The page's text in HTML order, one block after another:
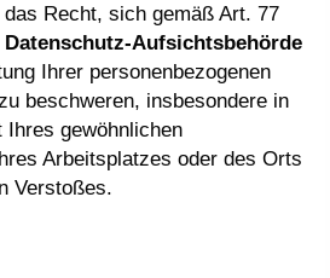
das Recht, sich gemäß Art. 77
Datenschutz-Aufsichtsbehörde
Ihrer personenbezogenen
beschweren, insbesondere in
Ihres gewöhnlichen
Arbeitsplatzes oder des Orts
Verstoßes.